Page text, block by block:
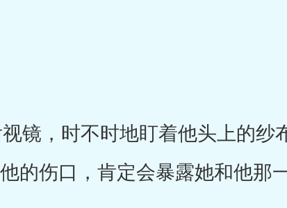
镜，时不时地盯着他头上的纱
的伤口，肯定会暴露她和他那